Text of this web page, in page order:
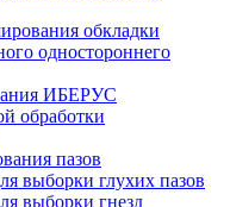
обкладки
одностороннего
ИБЕРУС
обработки
пазов
выборки глухих пазов
выборки гнезд